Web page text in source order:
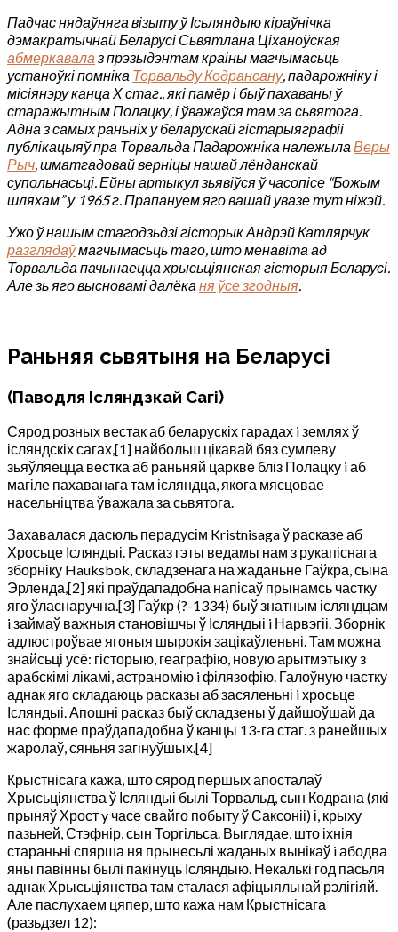
Падчас нядаўняга візыту ў Ісьляндыю кіраўнічка
дэмакратычнай Беларусі Сьвятлана Ціханоўская
абмеркавала з прэзыдэнтам краіны магчымасьць
устаноўкі помніка Торвальду Кодрансану, падарожніку і
місіянэру канца Х стаг., які памёр і быў пахаваны ў
старажытным Полацку, і ўважаўся там за сьвятога.
Адна з самых раньніх у беларускай гістарыяграфіі
публікацыяў пра Торвальда Падарожніка належыла Веры
Рыч, шматгадовай верніцы нашай лёнданскай
супольнасьці. Ейны артыкул зьявіўся ў часопісе “Божым
шляхам” у 1965 г. Прапануем яго вашай увазе тут ніжэй.
Ужо ў нашым стагодзьдзі гісторык Андрэй Катлярчук
разглядаўмагчымасьць таго, што менавіта ад
Торвальда пачынаецца хрысьціянская гісторыя Беларусі.
Але зь яго высновамі далёка ня ўсе згодныя.
Раньняя сьвятыня на Беларусі
(Паводля Ісляндзкай Сагі)
Сярод розных вестак аб беларускіх гарадах i землях ў
ісляндскіх сагах,[1] найбольш цікавай бяз сумлеву
зьяўляецца вестка аб раньняй царкве бліз Полацку i аб
магіле пахаванaга там ісляндца, якога мясцовае
насельніцтва ўважала за сьвятога.
Захавалася дасюль перадусім Kristnisaga ў расказе аб
Хросьце Ісляндыі. Расказ гэты ведамы нам з рукапіснага
зборніку Hauksbok, складзенага на жаданьне Гаўкра, сына
Эрленда,[2] які праўдападобна напісаў прынамсь частку
яго ўласнаручна.[3] Гаўкр (?-1334) быў знатным ісляндцам
i займаў важныя становішчы ў Ісляндыі i Нарвэгіі. Зборнік
адлюстроўвае ягоныя шырокія зацікаўленьні. Там можна
знайсьці усё: гісторыю, геаграфію, новую арытмэтыку з
арабскімі лікамі, астраномію i філязофію. Галоўную частку
аднак яго складаюць расказы аб засяленьні i хросьце
Ісляндыі. Апошні расказ быў складзены ў дайшоўшай да
нас форме праўдападобна ў канцы 13-га стаг. з ранейшых
жаролаў, сяньня загінуўшых.[4]
Крыстнісага кажа, што сярод першых апосталаў
Хрысьціянства ў Ісляндыі былі Торвальд, сын Кодрана (які
прыняў Хрост y часе свайго побыту ў Саксоніі) і, крыху
пазьней, Стэфнір, сын Торгільса. Выглядае, што іхнія
стараньні спярша ня прынесьлі жаданых вынікаў i абодва
яны павінны былі пакінуць Ісляндыю. Некалькі год пасьля
аднак Хрысьціянства там сталася афіцыяльнай рэлігіяй.
Але паслухаем цяпер, што кажа нам Крыстнісага
(разьдзел 12):